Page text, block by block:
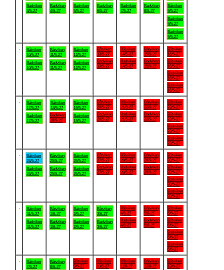
Badviken
3/5-27
Badviken
4/5-27
Badviken
5/5-27
Badviken
6/5-27
Badviken
7/5-27
Badviken
8/5-27
Båtviken
9/5-27
Badviken
9/5-27
Badviken
9/5-27
Båtviken
10/5-27
Badviken
10/5-27
Båtviken
11/5-27
Badviken
11/5-27
Båtviken
12/5-27
Badviken
12/5-27
Båtviken
13/5-27
Badviken
13/5-27
Båtviken
14/5-27
Badviken
14/5-27
Båtviken
15/5-27
Badviken
15/5-27
Båtviken
16/5-27
Båtviken
16/5-27
Badviken
16/5-27
Badviken
16/5-27
Båtviken
17/5-27
Badviken
17/5-27
Båtviken
18/5-27
Badviken
18/5-27
Båtviken
19/5-27
Badviken
19/5-27
Båtviken
20/5-27
Badviken
20/5-27
Båtviken
21/5-27
Badviken
21/5-27
Båtviken
22/5-27
Badviken
22/5-27
Båtviken
23/5-27
Båtviken
23/5-27
Badviken
23/5-27
Badviken
23/5-27
Båtviken
24/5-27
Badviken
24/5-27
Båtviken
25/5-27
Badviken
25/5-27
Båtviken
26/5-27
Badviken
26/5-27
Båtviken
27/5-27
Badviken
27/5-27
Båtviken
28/5-27
Badviken
28/5-27
Båtviken
29/5-27
Badviken
29/5-27
Båtviken
30/5-27
Båtviken
30/5-27
Badviken
30/5-27
Badviken
30/5-27
Båtviken
31/5-27
Badviken
31/5-27
Båtviken
1/6-27
Badviken
1/6-27
Båtviken
2/6-27
Badviken
2/6-27
Båtviken
3/6-27
Badviken
3/6-27
Båtviken
4/6-27
Badviken
4/6-27
Båtviken
5/6-27
Badviken
5/6-27
Båtviken
6/6-27
Båtviken
6/6-27
Badviken
6/6-27
Badviken
6/6-27
Båtviken
7/6-27
Båtviken
8/6-27
Båtviken
9/6-27
Båtviken
10/6-27
Båtviken
11/6-27
Båtviken
12/6-27
Båtviken
13/6-27